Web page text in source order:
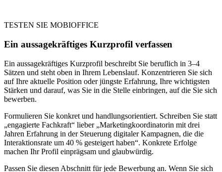
TESTEN SIE MOBIOFFICE
Ein aussagekräftiges Kurzprofil verfassen
Ein aussagekräftiges Kurzprofil beschreibt Sie beruflich in 3–4
Sätzen und steht oben in Ihrem Lebenslauf. Konzentrieren Sie sich
auf Ihre aktuelle Position oder jüngste Erfahrung, Ihre wichtigsten
Stärken und darauf, was Sie in die Stelle einbringen, auf die Sie sich
bewerben.
Formulieren Sie konkret und handlungsorientiert. Schreiben Sie statt
„engagierte Fachkraft“ lieber „Marketingkoordinatorin mit drei
Jahren Erfahrung in der Steuerung digitaler Kampagnen, die die
Interaktionsrate um 40 % gesteigert haben“. Konkrete Erfolge
machen Ihr Profil einprägsam und glaubwürdig.
Passen Sie diesen Abschnitt für jede Bewerbung an. Wenn Sie sich